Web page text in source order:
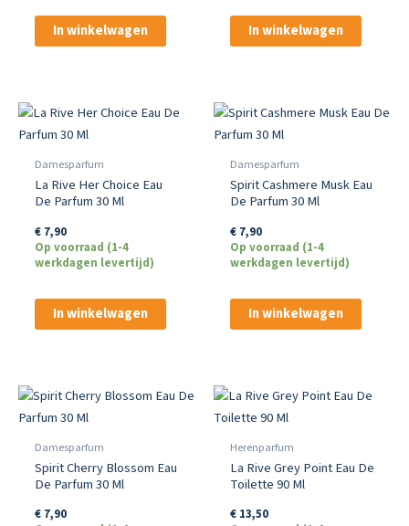
In winkelwagen In winkelwagen
Damesparfum
La Rive Her Choice Eau
De Parfum 30 Ml
€7,90
Op voorraad (1-4
werkdagen levertijd)
In winkelwagen
Damesparfum
Spirit Cashmere Musk Eau
De Parfum 30 Ml
€7,90
Op voorraad (1-4
werkdagen levertijd)
In winkelwagen
Damesparfum
Spirit Cherry Blossom Eau
De Parfum 30 Ml
€7,90
Herenparfum
La Rive Grey Point Eau De
Toilette 90 Ml
€13,50